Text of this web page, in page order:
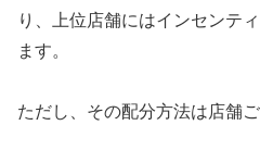
り、上位店舗にはインセンテ
ます。
ただし、その配分方法は店舗